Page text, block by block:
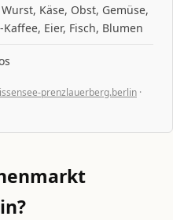
Käse, Obst, Gemüse,
Kaffee, Eier, Fisch, Blumen
prenzlauerberg.berlin ·